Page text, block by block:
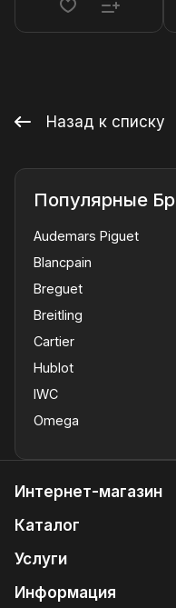
Назад к списку
Популярные
Audemars Piguet
Blancpain
Breguet
Breitling
Cartier
Hublot
IWC
Omega
Интернет-магазин
Каталог
Услуги
Информация